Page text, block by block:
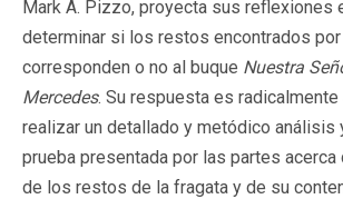
Mark A. Pizzo, proyecta sus reflexiones
determinar si los restos encontrados
corresponden o no al buque Nuestra
Mercedes. Su respuesta es
realizar un detallado y metódico análisis
prueba presentada por las partes
de los restos de la fragata y de su